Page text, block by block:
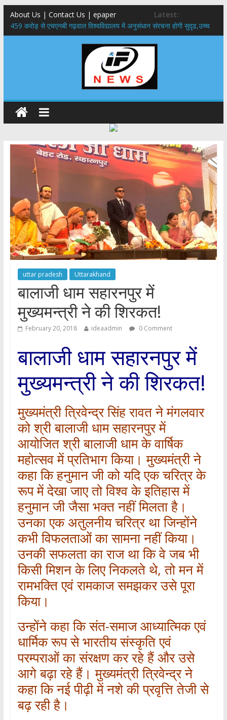
About Us | Contact Us | epaper
Latest:
459 करोड़ से एचएनबी गढ़वाल विश्वविद्यालय में अनुसंधान संरचना होगी सुदृढ,उच्च
शिक्षा मंत्री धन सिंह रावत ने नवनियुक्त केन्द्रीय शिक्षा मंत्री से की मुलाकात
राष्ट्रीय हथकरघा दिवस पर मुख्यमंत्री धामी ने उत्कृष्ट बुनकरों और हस्तशिल्प
​धामी कैबिनेट का बड़ा फैसला: पशुपालकों को 60% तक सब्सिडी, गंगा एक्सप्रेसवे का
​हरिद्वार से वीरभद्र (ऋषिकेश) तक निकली BJYM की भव्य कांवड़ यात्रा; तेजस्वी
सूर्या ने की देश व प्रदेशवासियों के कल्याण की कामना
24×7 अलर्ट मोड में रहें अधिकारी-मुख्य सचिव मानसून-एसईओसी से मुख्य सचिव ने
की विस्तृत समीक्षा कहा-बंद सड़कों को शीघ्र खोला जाए, लोगों को न हो दिक्कत
uttar pradesh Uttarakhand
बालाजी धाम सहारनपुर में
मुख्यमन्त्री ने की शिरकत!
February 20, 2018 ideaadmin 0 Comment
बालाजी धाम सहारनपुर में
मुख्यमन्त्री ने की शिरकत!
मुख्यमंत्री त्रिवेन्द्र सिंह रावत ने मंगलवार
को श्री बालाजी धाम सहारनपुर में
आयोजित श्री बालाजी धाम के वार्षिक
महोत्सव में प्रतिभाग किया। मुख्यमंत्री ने
कहा कि हनुमान जी को यदि एक चरित्र के
रूप में देखा जाए तो विश्व के इतिहास में
हनुमान जी जैसा भक्त नहीं मिलता है।
उनका एक अतुलनीय चरित्र था जिन्होंने
कभी विफलताओं का सामना नहीं किया।
उनकी सफलता का राज था कि वे जब भी
किसी मिशन के लिए निकलते थे, तो मन में
रामभक्ति एवं रामकाज समझकर उसे पूरा
किया।
उन्होंने कहा कि संत-समाज आध्यात्मिक एवं
धार्मिक रूप से भारतीय संस्कृति एवं
परम्पराओं का संरक्षण कर रहे हैं और उसे
आगे बढ़ा रहे हैं। मुख्यमंत्री त्रिवेन्द्र ने
कहा कि नई पीढ़ी में नशे की प्रवृत्ति तेजी से
बढ़ रही है।